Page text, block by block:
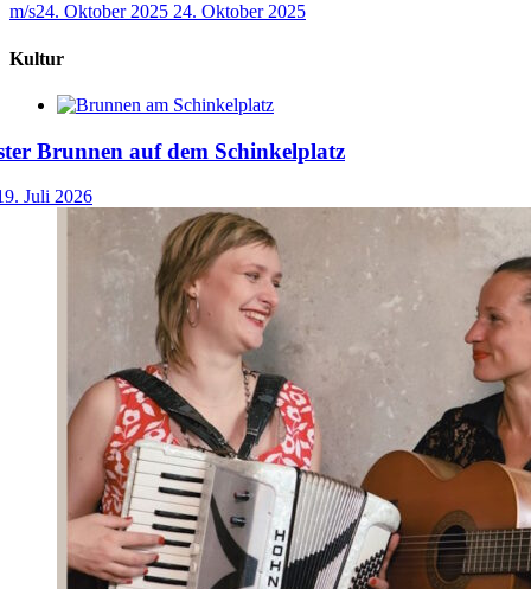
m/s24. Oktober 2025 24. Oktober 2025
Kultur
Brunnen auf dem Schinkelplatz
Juli 2026